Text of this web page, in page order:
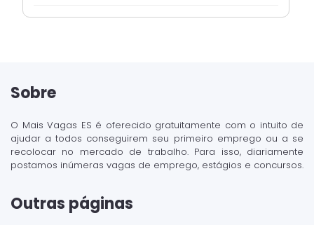
Sobre
O Mais Vagas ES é oferecido gratuitamente com o intuito de
ajudar a todos conseguirem seu primeiro emprego ou a se
recolocar no mercado de trabalho. Para isso, diariamente
postamos inúmeras vagas de emprego, estágios e concursos.
Outras páginas